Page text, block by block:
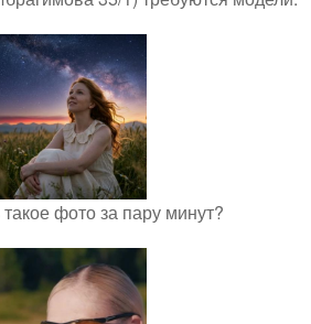
такое фото за пару минут?